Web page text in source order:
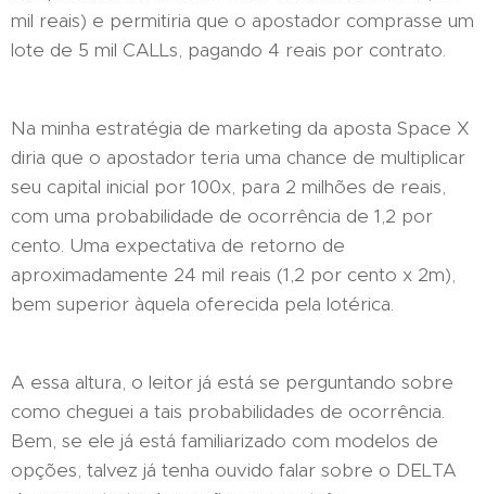
mil reais) e permitiria que o apostador comprasse um
lote de 5 mil CALLs, pagando 4 reais por contrato.
Na minha estratégia de marketing da aposta Space X
diria que o apostador teria uma chance de multiplicar
seu capital inicial por 100x, para 2 milhões de reais,
com uma probabilidade de ocorrência de 1,2 por
cento. Uma expectativa de retorno de
aproximadamente 24 mil reais (1,2 por cento x 2m),
bem superior àquela oferecida pela lotérica.
A essa altura, o leitor já está se perguntando sobre
como cheguei a tais probabilidades de ocorrência.
Bem, se ele já está familiarizado com modelos de
opções, talvez já tenha ouvido falar sobre o DELTA